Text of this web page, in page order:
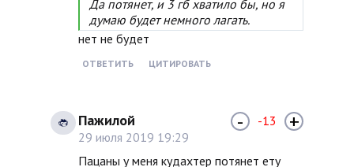
Да потянет, и 3 гб хватило бы, но я
думаю будет немного лагать.
нет не будет
ОТВЕТИТЬ ЦИТИРОВАТЬ
Пажилой
29 июля 2019 19:29
Пацаны у меня кудахтер потянет ету
- -13 +